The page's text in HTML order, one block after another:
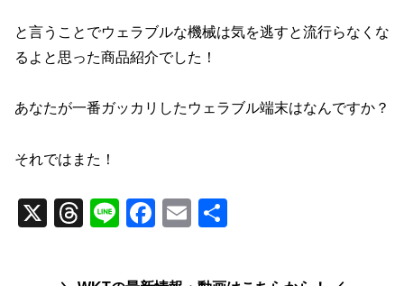
と言うことでウェラブルな機械は気を逃すと流行らなくな
るよと思った商品紹介でした！
あなたが一番ガッカリしたウェラブル端末はなんですか？
それではまた！
X
T
Li
F
E